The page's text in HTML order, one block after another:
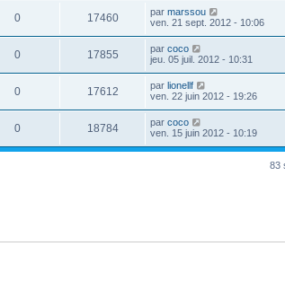
0 17460 par marssou
ven. 21 sept. 2012 - 10:06
0 17855 par coco
jeu. 05 juil. 2012 - 10:31
0 17612 par lionellf
ven. 22 juin 2012 - 19:26
0 18784 par coco
ven. 15 juin 2012 - 10:19
83